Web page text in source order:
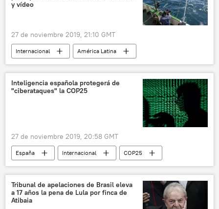
y vídeo
27 de noviembre 2019, 21:10 GMT
Internacional
América Latina
sociedad
medioambiente
Argentina
Patagonia
agujero azul
amazonía
pesca
sobrepesca
pesca ilegal
Inteligencia española protegerá de
"ciberataques" la COP25
27 de noviembre 2019, 20:58 GMT
España Internacional
COP25
seguridad cibernética
Conferencia de la ONU sobre Cambio Climático (COP)
noticias
Tribunal de apelaciones de Brasil eleva
a 17 años la pena de Lula por finca de
Atibaia